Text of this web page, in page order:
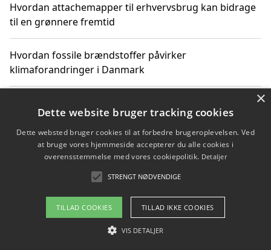
Hvordan attachemapper til erhvervsbrug kan bidrage
til en grønnere fremtid
Hvordan fossile brændstoffer påvirker
klimaforandringer i Danmark
klimaændringer
Hvordan citater om fossile brændstoffer kan ændre
Copyright 2026 - Pilanto Aps
Om / kontakt
×
Dette website bruger tracking cookies
Dette websted bruger cookies til at forbedre brugeroplevelsen. Ved
at bruge vores hjemmeside accepterer du alle cookies i
overensstemmelse med vores cookiepolitik. Detaljer
STRENGT NØDVENDIGE
TILLAD COOKIES TILLAD IKKE COOKIES
VIS DETALJER